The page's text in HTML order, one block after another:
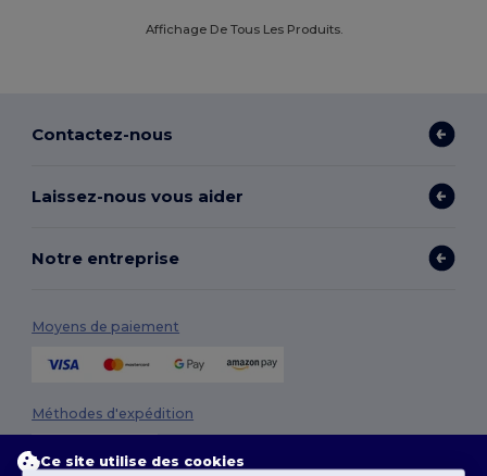
Affichage De Tous Les Produits.
Contactez-nous
Laissez-nous vous aider
Notre entreprise
Moyens de paiement
Méthodes d'expédition
Ce site utilise des cookies